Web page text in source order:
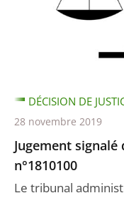
Jugement
n°1810100
Le tribunal
DÉCISION DE
28 novembre 2019